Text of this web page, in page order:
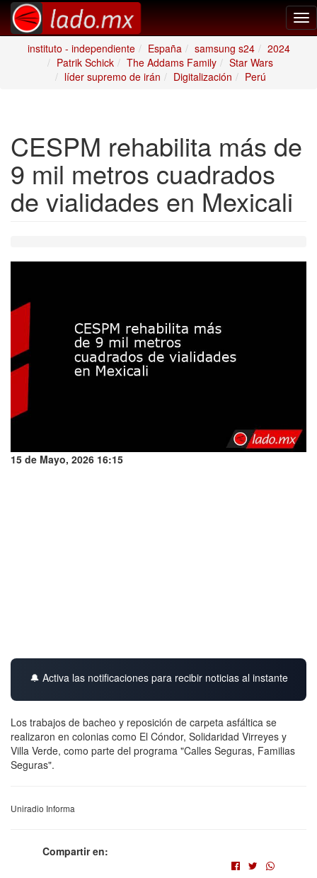
instituto - independiente
España samsung s24
2024
Patrik Schick
The Addams Family
Star Wars
líder supremo de irán
Digitalización Perú
CESPM rehabilita más de
9 mil metros cuadrados
de vialidades en Mexicali
15 de Mayo, 2026 16:15
🔔 Activa las notificaciones para recibir noticias al instante
Los trabajos de bacheo y reposición de carpeta asfáltica se
realizaron en colonias como El Cóndor, Solidaridad Virreyes y
Villa Verde, como parte del programa "Calles Seguras, Familias
Seguras".
Uniradio Informa
Compartir en: